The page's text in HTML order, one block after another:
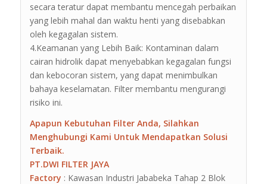
secara teratur dapat membantu mencegah perbaikan
yang lebih mahal dan waktu henti yang disebabkan
oleh kegagalan sistem.
4.Keamanan yang Lebih Baik: Kontaminan dalam
cairan hidrolik dapat menyebabkan kegagalan fungsi
dan kebocoran sistem, yang dapat menimbulkan
bahaya keselamatan. Filter membantu mengurangi
risiko ini.
Apapun Kebutuhan Filter Anda, Silahkan
Menghubungi Kami Untuk Mendapatkan Solusi
Terbaik.
PT.DWI FILTER JAYA
Factory : Kawasan Industri Jababeka Tahap 2 Blok